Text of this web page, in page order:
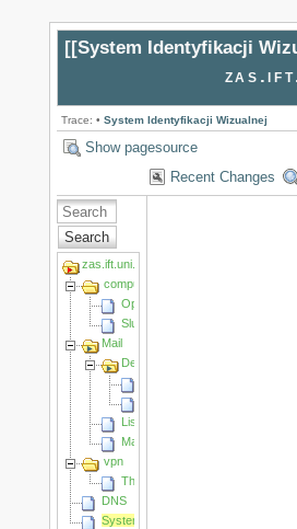
[[System Identyfikacji
Trace: • System Identyfikacji Wizualnej
Show pagesource
Recent Changes
Search
zas.ift.uni.wroc.pl
computing_cluster
OpenFoam
Slurm
Mail
Desktop mail client configuration
Listy dystrybucyjne/Mailing lists
Mail webclients
vpn
The University VPN
DNS
System Identyfikacji Wizualnej